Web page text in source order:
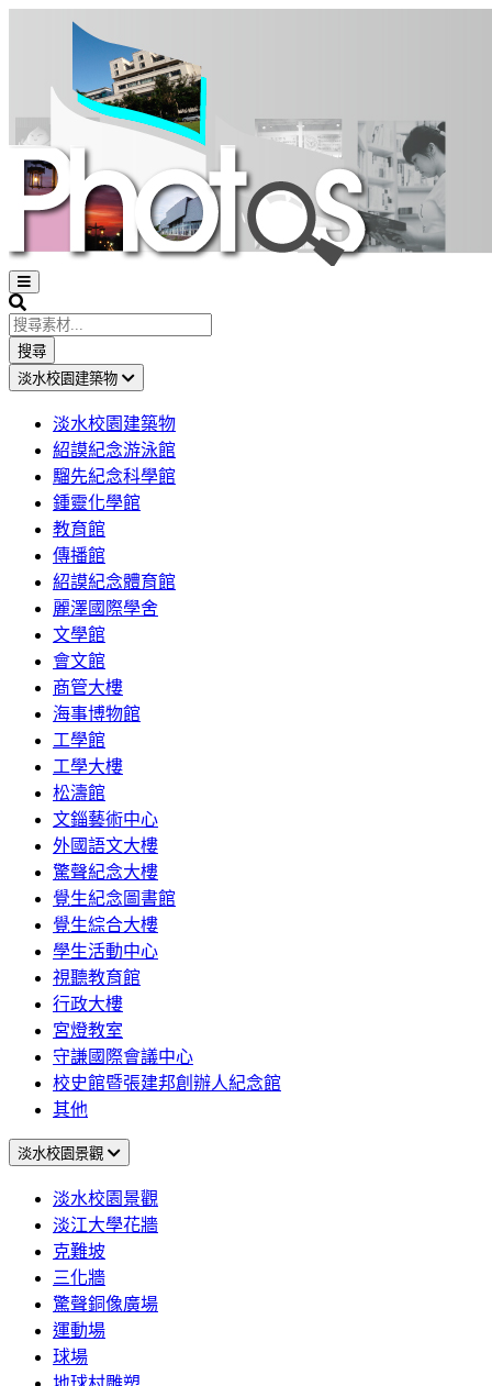
Open
sidebar
Search
搜尋
淡水校園建築物
淡水校園建築物
紹謨紀念游泳館
騮先紀念科學館
鍾靈化學館
教育館
傳播館
紹謨紀念體育館
麗澤國際學舍
文學館
會文館
商管大樓
海事博物館
工學館
工學大樓
松濤館
文錙藝術中心
外國語文大樓
驚聲紀念大樓
覺生紀念圖書館
覺生綜合大樓
學生活動中心
視聽教育館
行政大樓
宮燈教室
守謙國際會議中心
校史館暨張建邦創辦人紀念館
其他
淡水校園景觀
淡水校園景觀
淡江大學花牆
克難坡
三化牆
驚聲銅像廣場
運動場
球場